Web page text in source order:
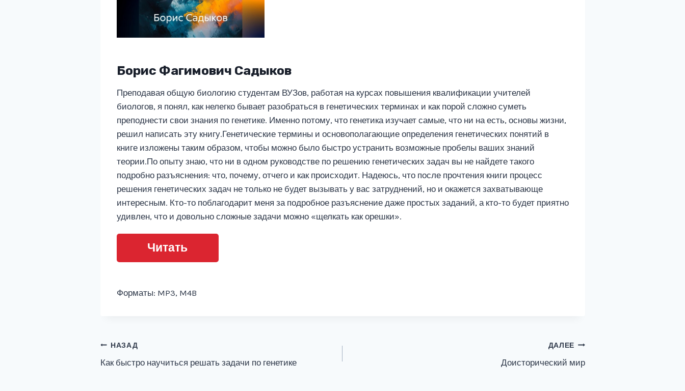
Борис Фагимович Садыков
Преподавая общую биологию студентам ВУЗов, работая на курсах повышения квалификации учителей
биологов, я понял, как нелегко бывает разобраться в генетических терминах и как порой сложно суметь
преподнести свои знания по генетике. Именно потому, что генетика изучает самые, что ни на есть, основы жизни,
решил написать эту книгу.Генетические термины и основополагающие определения генетических понятий в
книге изложены таким образом, чтобы можно было быстро устранить возможные пробелы ваших знаний
теории.По опыту знаю, что ни в одном руководстве по решению генетических задач вы не найдете такого
подробно разъяснения: что, почему, отчего и как происходит. Надеюсь, что после прочтения книги процесс
решения генетических задач не только не будет вызывать у вас затруднений, но и окажется захватывающе
интересным. Кто-то поблагодарит меня за подробное разъяснение даже простых заданий, а кто-то будет приятно
удивлен, что и довольно сложные задачи можно «щелкать как орешки».
Читать
Форматы: MP3, M4B
Навигация
по
НАЗАД
Как быстро научиться решать задачи по генетике
ДАЛЕЕ
Доисторический мир